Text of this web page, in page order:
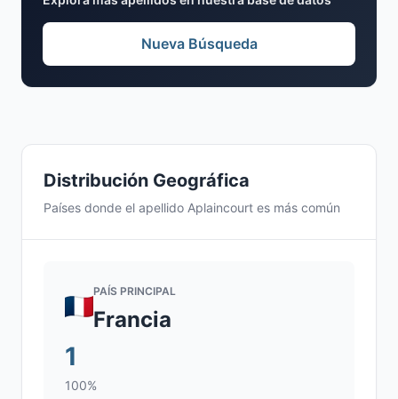
Distribución Geográfica
Países donde el apellido Aplaincourt es más común
PAÍS PRINCIPAL
Francia
1
100%
Nueva Búsqueda